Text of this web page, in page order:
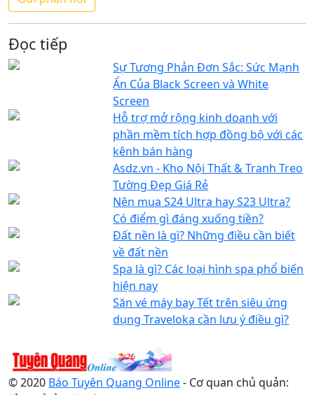
Đọc tiếp
Sự Tương Phản Đơn Sắc: Sức Mạnh
Ẩn Của Black Screen và White
Screen
Hỗ trợ mở rộng kinh doanh với
phần mềm tích hợp đồng bộ với các
kênh bán hàng
Asdz.vn - Kho Nội Thất & Tranh Treo
Tường Đẹp Giá Rẻ
Nên mua S24 Ultra hay S23 Ultra?
Có điểm gì đáng xuống tiền?
Đất nền là gì? Những điều cần biết
về đất nền
Spa là gì? Các loại hình spa phổ biến
hiện nay
Săn vé máy bay Tết trên siêu ứng
dụng Traveloka cần lưu ý điều gì?
© 2020 Báo Tuyên Quang Online- Cơ quan chủ quản: